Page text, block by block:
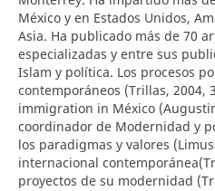
México y en Estados Unidos,
Asia. Ha publicado más de 70
especializadas y entre sus
Islam y política. Los procesos
contemporáneos (Trillas, 2004,
immigration in México
coordinador de Modernidad y
los paradigmas y valores
internacional
proyectos de su modernidad